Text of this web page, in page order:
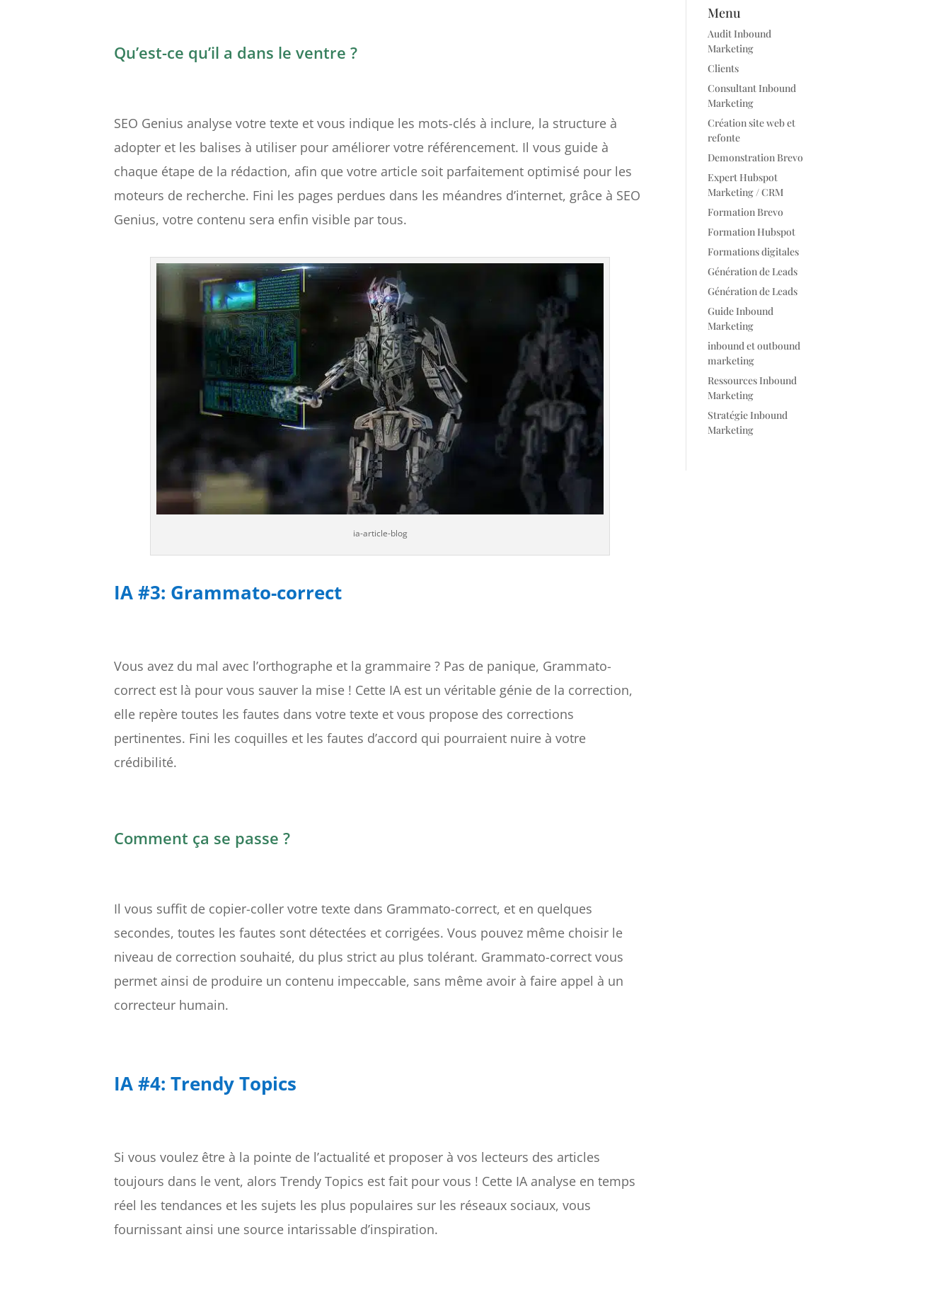
Qu’est-ce qu’il a dans le ventre ?
SEO Genius analyse votre texte et vous indique les mots-clés à inclure, la structure à
adopter et les balises à utiliser pour améliorer votre référencement. Il vous guide à
chaque étape de la rédaction, afin que votre article soit parfaitement optimisé pour les
moteurs de recherche. Fini les pages perdues dans les méandres d’internet, grâce à SEO
Genius, votre contenu sera enfin visible par tous.
ia-article-blog
IA #3: Grammato-correct
Vous avez du mal avec l’orthographe et la grammaire ? Pas de panique, Grammato-
correct est là pour vous sauver la mise ! Cette IA est un véritable génie de la correction,
elle repère toutes les fautes dans votre texte et vous propose des corrections
pertinentes. Fini les coquilles et les fautes d’accord qui pourraient nuire à votre
crédibilité.
Comment ça se passe ?
Il vous suffit de copier-coller votre texte dans Grammato-correct, et en quelques
secondes, toutes les fautes sont détectées et corrigées. Vous pouvez même choisir le
niveau de correction souhaité, du plus strict au plus tolérant. Grammato-correct vous
permet ainsi de produire un contenu impeccable, sans même avoir à faire appel à un
correcteur humain.
IA #4: Trendy Topics
Si vous voulez être à la pointe de l’actualité et proposer à vos lecteurs des articles
toujours dans le vent, alors Trendy Topics est fait pour vous ! Cette IA analyse en temps
réel les tendances et les sujets les plus populaires sur les réseaux sociaux, vous
fournissant ainsi une source intarissable d’inspiration.
Menu
Audit Inbound
Marketing
Clients
Consultant Inbound
Marketing
Création site web et
refonte
Demonstration Brevo
Expert Hubspot
Marketing / CRM
Formation Brevo
Formation Hubspot
Formations digitales
Génération de Leads
Génération de Leads
Guide Inbound
Marketing
inbound et outbound
marketing
Ressources Inbound
Marketing
Stratégie Inbound
Marketing